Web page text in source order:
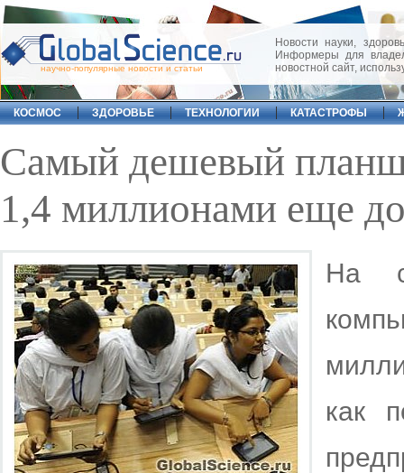
научно-популярные новости и статьи
Новости науки,
Информеры для
новостной сайт,
КОСМОС ЗДОРОВЬЕ ТЕХНОЛОГИИ КАТАСТРОФЫ
Самый дешевый
1,4 миллионами еще
На
как